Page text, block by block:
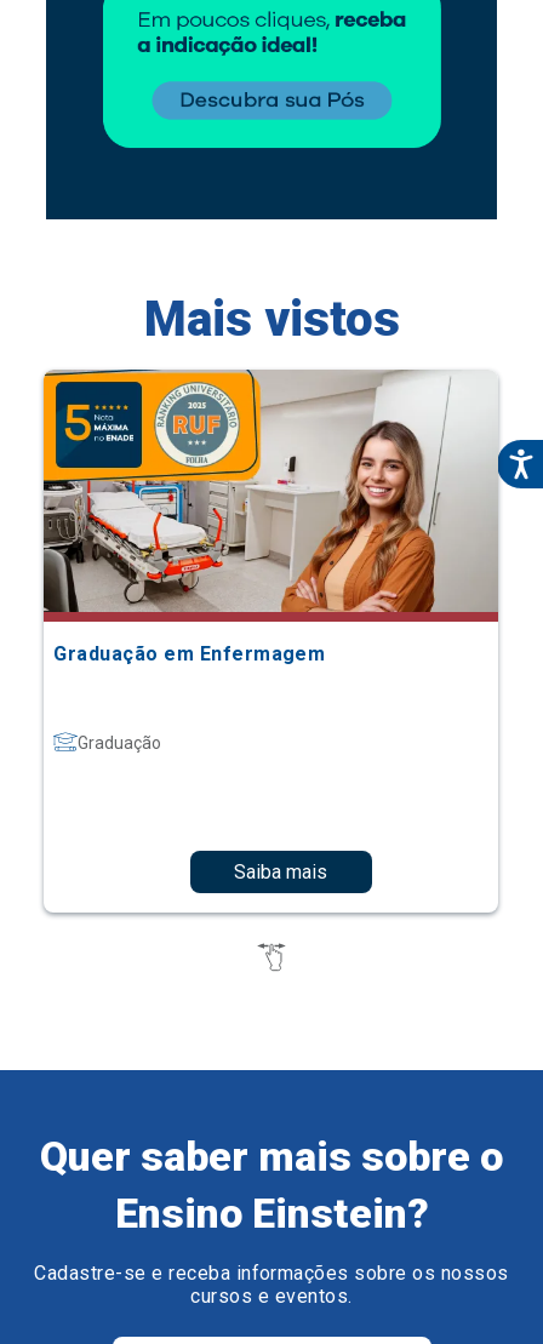
Mais vistos
Graduação em Enfermagem
Graduação
Saiba mais
Quer saber mais sobre o
Ensino Einstein?
Cadastre-se e receba informações sobre os nossos
cursos e eventos.